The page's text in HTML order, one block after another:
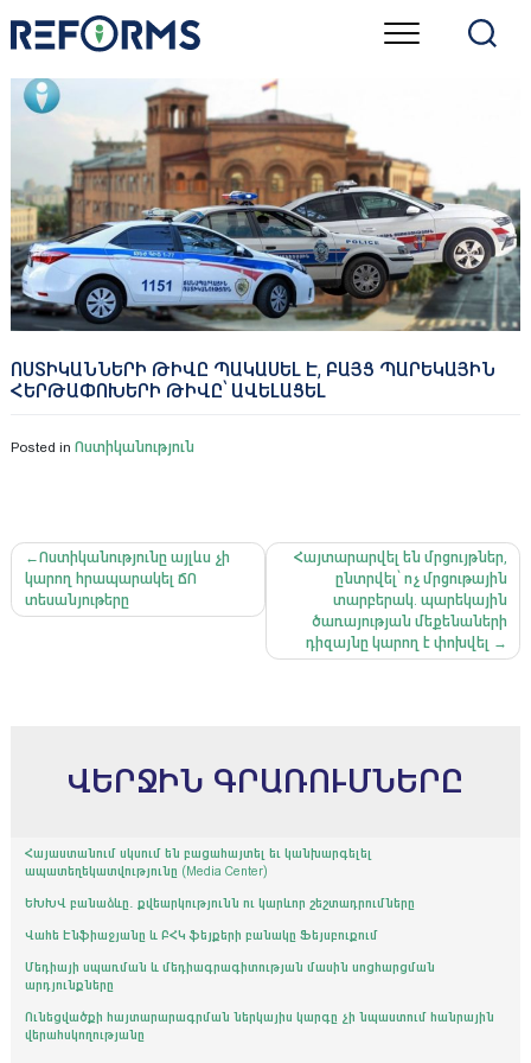
content
ՈՍՏԻԿԱՆՆԵՐԻ ԹԻՎԸ ՊԱԿԱՍԵԼ Է, ԲԱՅՑ ՊԱՐԵԿԱՅԻՆ
ՀԵՐԹԱՓՈԽԵՐԻ ԹԻՎԸ՝ ԱՎԵԼԱՑԵԼ
Posted in Ոստիկանություն
Գրառումների
նավարկումը
Ոստիկանությունը այլևս չի
կարող հրապարակել ՃՈ
տեսանյութերը
Հայտարարվել են մրցույթներ,
ընտրվել՝ ոչ մրցութային
տարբերակ. պարեկային
ծառայության մեքենաների
դիզայնը կարող է փոխվել
ՎԵՐՋԻՆ ԳՐԱՌՈՒՄՆԵՐԸ
Հայաստանում սկսում են բացահայտել եւ կանխարգելել
ապատեղեկատվությունը (Media Center)
ԵԽԽՎ բանաձևը․ քվեարկությունն ու կարևոր շեշտադրումները
Վահե Էնֆիաջյանը և ԲՀԿ ֆեյքերի բանակը Ֆեյսբուքում
Մեդիայի սպառման և մեդիագրագիտության մասին սոցհարցման
արդյունքները
Ունեցվածքի հայտարարագրման ներկայիս կարգը չի նպաստում հանրային
վերահսկողությանը